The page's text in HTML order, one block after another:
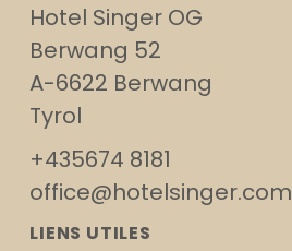
Hotel Singer OG
Berwang 52
A-6622 Berwang
Tyrol
+435674 8181
office@hotelsinger.com
LIENS UTILES